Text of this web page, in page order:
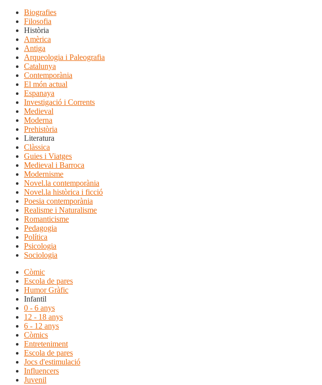
Biografies
Filosofia
Història
Amèrica
Antiga
Arqueologia i Paleografia
Catalunya
Contemporània
El món actual
Espanaya
Investigació i Corrents
Medieval
Moderna
Prehistòria
Literatura
Clàssica
Guies i Viatges
Medieval i Barroca
Modernisme
Novel.la contemporània
Novel.la històrica i ficció
Poesia contemporània
Realisme i Naturalisme
Romanticisme
Pedagogia
Política
Psicologia
Sociologia
Còmic
Escola de pares
Humor Gràfic
Infantil
0 - 6 anys
12 - 18 anys
6 - 12 anys
Còmics
Entreteniment
Escola de pares
Jocs d'estimulació
Influencers
Juvenil